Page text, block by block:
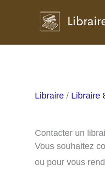
Libraire / Libraire
Contacter un
Vous souhaitez
ou pour vous